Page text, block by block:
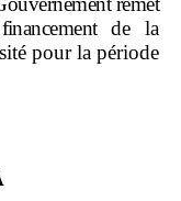
de la
pour la période